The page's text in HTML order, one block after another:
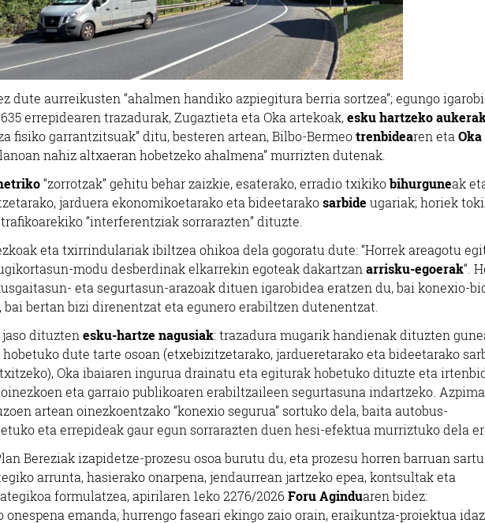
dute aurreikusten “ahalmen handiko azpiegitura berria sortzea”; egungo
errepidearen trazadurak, Zugaztieta eta Oka artekoak,esku hartzeko
fisiko garrantzitsuak” ditu, besteren artean, Bilbo-Bermeotrenbidearen etaOka
nahiz altxaeran hobetzeko ahalmena” murrizten dutenak.
“zorrotzak” gehitu behar zaizkie, esaterako, erradio txikikobihurguneak
jarduera ekonomikoetarako eta bideetarakosarbide ugariak; horiek
“interferentziak sorrarazten” dituzte.
eta txirrindulariak ibiltzea ohikoa dela gogoratu dute: “Horrek areagotu
modu desberdinak elkarrekin egoteak dakartzanarrisku-egoerak“.
eta segurtasun-arazoak dituen igarobidea eratzen du, bai konexio-
bertan bizi direnentzat eta egunero erabiltzen dutenentzat.
dituztenesku-hartze nagusiak: trazadura mugarik handienak dituzten
dute tarte osoan (etxebizitzetarako, jardueretarako eta bideetarako
Oka ibaiaren ingurua drainatu eta egiturak hobetuko dituzte eta
eta garraio publikoaren erabiltzaileen segurtasuna indartzeko.
artean oinezkoentzako “konexio segurua” sortuko dela, baita autobus-
eta errepideak gaur egun sorrarazten duen hesi-efektua murriztuko dela
Bereziak izapidetze-prozesu osoa burutu du, eta prozesu horren barruan
arrunta, hasierako onarpena, jendaurrean jartzeko epea, kontsultak eta
formulatzea, apirilaren 1eko 2276/2026 Foru Aginduaren bidez:
onespena emanda, hurrengo faseari ekingo zaio orain, eraikuntza-proiektua